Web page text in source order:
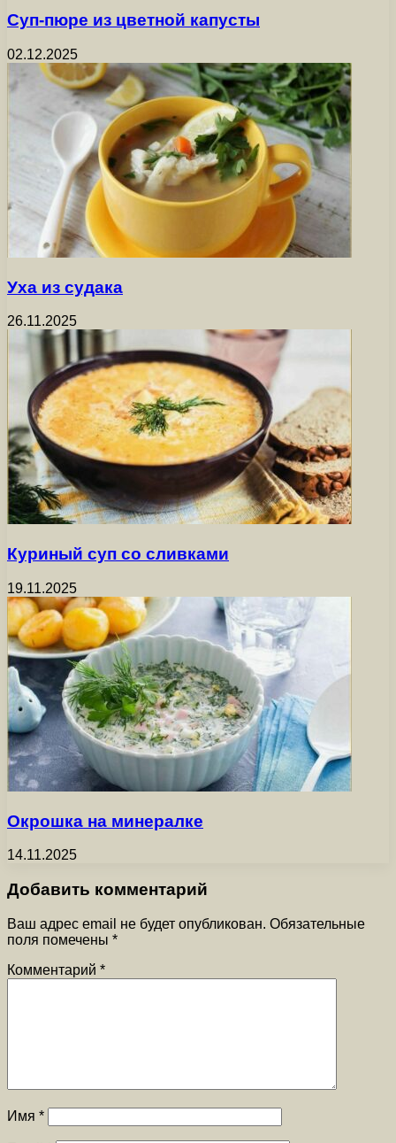
Суп-пюре из цветной капусты
02.12.2025
Уха из судака
26.11.2025
Куриный суп со сливками
19.11.2025
Окрошка на минералке
14.11.2025
Добавить комментарий
Ваш адрес email не будет опубликован. Обязательные
поля помечены *
Комментарий *
Имя *